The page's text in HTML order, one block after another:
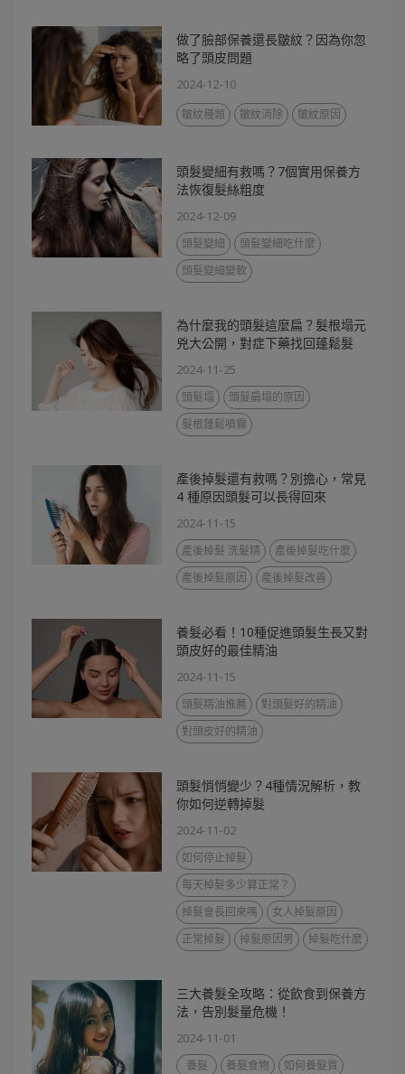
做了臉部保養還長皺紋？因為你忽
略了頭皮問題
2024-12-10
皺紋種類 皺紋消除 皺紋原因
頭髮變細有救嗎？7個實用保養方
法恢復髮絲粗度
2024-12-09
頭髮變細
頭髮變細吃什麼
頭髮變細變軟
為什麼我的頭髮這麼扁？髮根塌元
兇大公開，對症下藥找回蓬鬆髮
2024-11-25
頭髮塌
頭髮扁塌的原因
髮根蓬鬆噴霧
產後掉髮還有救嗎？別擔心，常見
4 種原因頭髮可以長得回來
2024-11-15
產後掉髮 洗髮精
產後掉髮吃什麼
產後掉髮原因
產後掉髮改善
養髮必看！10種促進頭髮生長又對
頭皮好的最佳精油
2024-11-15
頭髮精油推薦
對頭髮好的精油
對頭皮好的精油
頭髮悄悄變少？4種情況解析，教
你如何逆轉掉髮
2024-11-02
如何停止掉髮
每天掉髮多少算正常？
掉髮會長回來嗎
女人掉髮原因
正常掉髮
掉髮原因男 掉髮吃什麼
三大養髮全攻略：從飲食到保養方
法，告別髮量危機！
2024-11-01
養髮 養髮食物
如何養髮質